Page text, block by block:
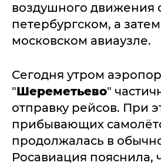
воздушного движения
петербургском, а
московском авиаузле.
Сегодня утром
"Шереметьево"
отправку рейсов. При
прибывающих
продолжалась в
Росавиация пояснила,